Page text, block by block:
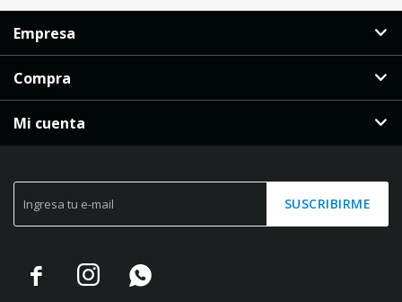
SUSCRIBIRME
  
Empresa
Compra
Mi cuenta